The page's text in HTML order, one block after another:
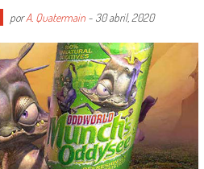
porA. Quatermain- 30 abril, 2020